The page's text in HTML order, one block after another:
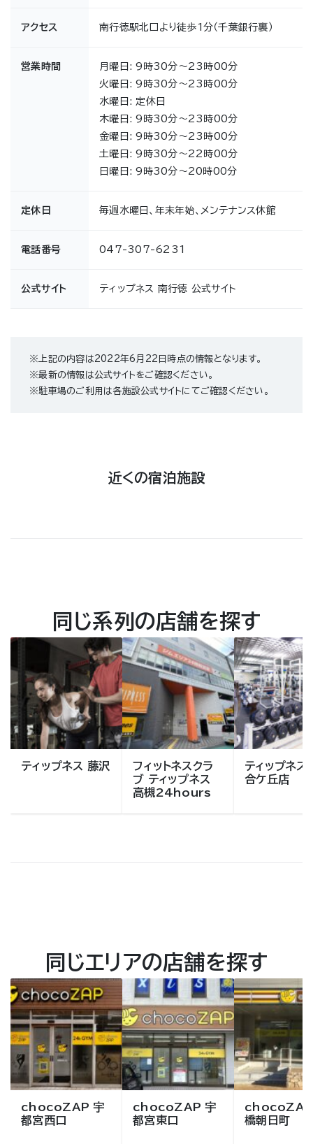
アクセス 南行徳駅北口より徒歩1分（千葉銀行裏）
営業時間
月曜日: 9時30分～23時00分
火曜日: 9時30分～23時00分
水曜日: 定休日
木曜日: 9時30分～23時00分
金曜日: 9時30分～23時00分
土曜日: 9時30分～22時00分
日曜日: 9時30分～20時00分
定休日 毎週水曜日、年末年始、メンテナンス休館
電話番号 047-307-6231
公式サイト ティップネス 南行徳 公式サイト
※上記の内容は2022年6月22日時点の情報となります。
※最新の情報は公式サイトをご確認ください。
※駐車場のご利用は各施設公式サイトにてご確認ください。
近くの宿泊施設
同じ系列の店舗を探す
ティップネス 藤沢
フィットネスクラ
ブ ティップネス
高槻24hours
ティップネス
合ケ丘店
同じエリアの店舗を探す
chocoZAP 宇
都宮西口
chocoZAP 宇
都宮東口
chocoZAP
橋朝日町